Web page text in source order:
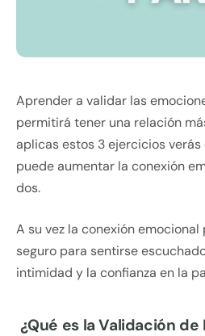
Aprender a validar las
permitirá tener una relación
aplicas estos 3 ejercicios
puede aumentar la conexión
dos.
A su vez la conexión
seguro para sentirse
intimidad y la confianza en la
¿Qué es la Validación de